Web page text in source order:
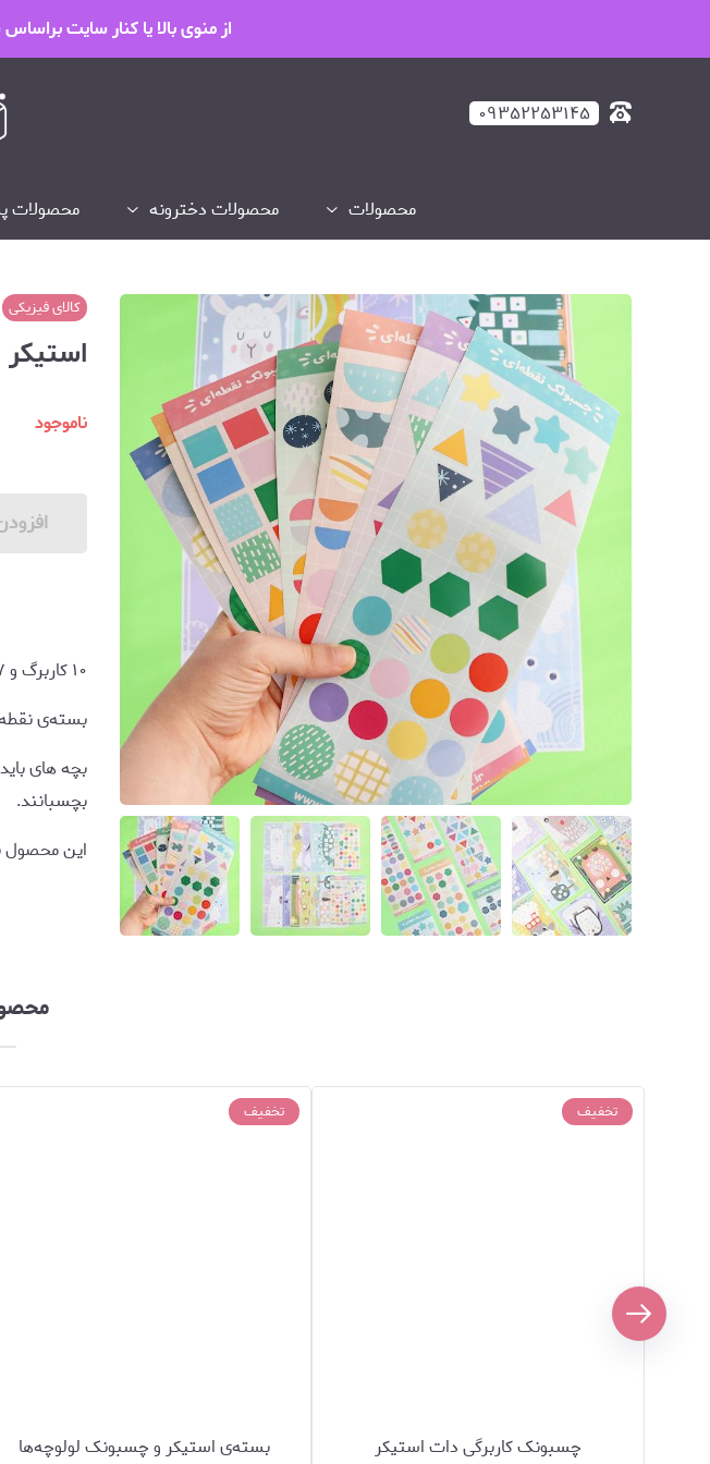
از منوی بالا یا کنار سایت
۰۹۳۵۲۲۵۳۱۴۵
محصولات محصولات دخترونه محصولات
کالای فیزیکی
ناموجود
۱۰ کاربرگ و ۷ برگ چسبونک اشکال( حدود ۲۸۰ عدد استیکر)
بسته‌ی
بچه های
بچسبانند.
این محصول برای سنین
تخفیف
چسبونک کاربرگی دات استیکر
تخفیف
بسته‌ی استیکر و چسبونک لولوچه‌ها